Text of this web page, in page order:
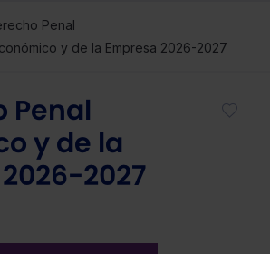
Penal
y de la Empresa 2026-2027
Penal
y de la
2027